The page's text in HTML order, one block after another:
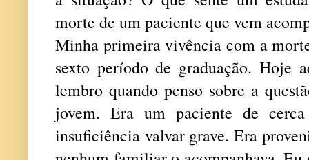
morte de um paciente que vem
Minha primeira vivência com a
sexto período de graduação. Hoje
lembro quando penso sobre a
jovem. Era um paciente de
insuficiência valvar grave. Era